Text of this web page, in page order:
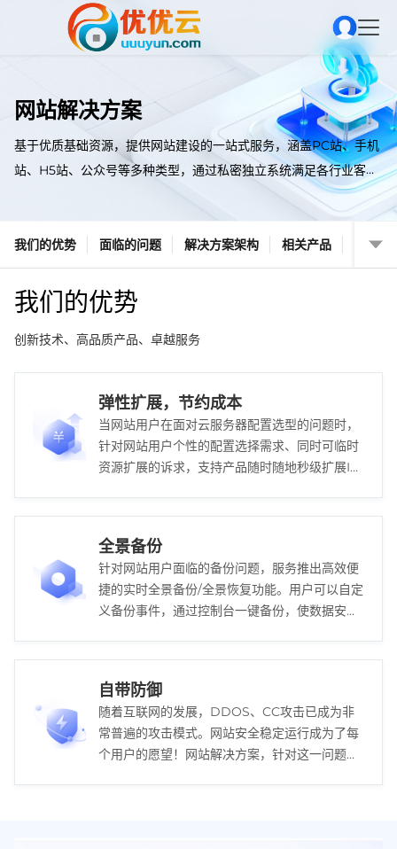
网站解决方案
基于优质基础资源，提供网站建设的一站式服务，涵盖PC站、手机
站、H5站、公众号等多种类型，通过私密独立系统满足各行业客户
我们的优势 面临的问题 解决方案架构 相关产品
我们的优势
创新技术、高品质产品、卓越服务
弹性扩展，节约成本
当网站用户在面对云服务器配置选型的问题时，
针对网站用户个性的配置选择需求、同时可临时
资源扩展的诉求，支持产品随时随地秒级扩展IT
全景备份
针对网站用户面临的备份问题，服务推出高效便
捷的实时全景备份/全景恢复功能。用户可以自定
义备份事件，通过控制台一键备份，使数据安全
自带防御
随着互联网的发展，DDOS、CC攻击已成为非
常普遍的攻击模式。网站安全稳定运行成为了每
个用户的愿望！网站解决方案，针对这一问题，